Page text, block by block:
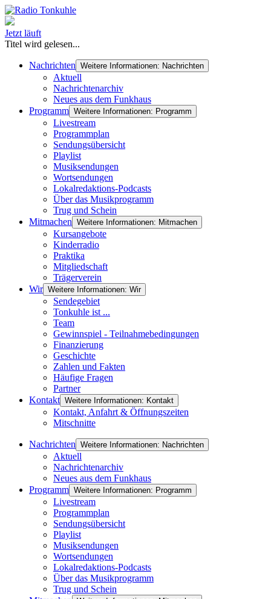
Jetzt läuft
Titel wird gelesen...
Nachrichten Weitere Informationen: Nachrichten
Aktuell
Nachrichtenarchiv
Neues aus dem Funkhaus
Programm Weitere Informationen: Programm
Livestream
Programmplan
Sendungsübersicht
Playlist
Musiksendungen
Wortsendungen
Lokalredaktions-Podcasts
Über das Musikprogramm
Trug und Schein
Mitmachen Weitere Informationen: Mitmachen
Kursangebote
Kinderradio
Praktika
Mitgliedschaft
Trägerverein
Wir Weitere Informationen: Wir
Sendegebiet
Tonkuhle ist ...
Team
Gewinnspiel - Teilnahmebedingungen
Finanzierung
Geschichte
Zahlen und Fakten
Häufige Fragen
Partner
Kontakt Weitere Informationen: Kontakt
Kontakt, Anfahrt & Öffnungszeiten
Mitschnitte
Nachrichten Weitere Informationen: Nachrichten
Aktuell
Nachrichtenarchiv
Neues aus dem Funkhaus
Programm Weitere Informationen: Programm
Livestream
Programmplan
Sendungsübersicht
Playlist
Musiksendungen
Wortsendungen
Lokalredaktions-Podcasts
Über das Musikprogramm
Trug und Schein